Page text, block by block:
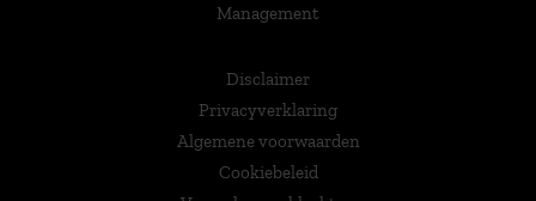
Management
Disclaimer
Privacyverklaring
Algemene voorwaarden
Cookiebeleid